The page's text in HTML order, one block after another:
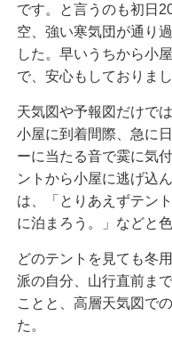
です。と言うのも初日
空、強い寒気団が通り
した。早いうちから小
で、安心もしておりまし
天気図や予報図だけで
小屋に到着間際、急に
ーに当たる音で霙に気
ントから小屋に逃げ込
は、「とりあえずテン
に泊まろう。」などと
どのテントを見ても冬
派の自分、山行直前ま
ことと、高層天気図で
た。